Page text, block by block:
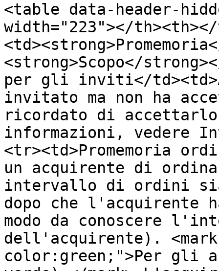
<table data-header-
width="223"></
<strong>Scopo</
per gli inviti</
invitato ma non ha
ricordato di
informazioni, vedere
<tr><td>Promemoria
un acquirente di
intervallo di ordini
dopo che
modo da conoscere
dell'acquirente).
color:green;">Per gli